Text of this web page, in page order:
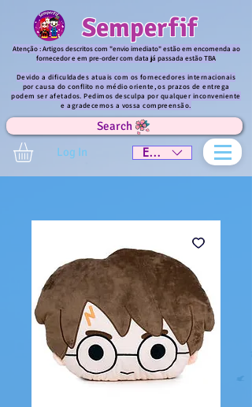
Semperfif
Atenção : Artigos descritos com "envio imediato" estão em encomenda ao
fornecedor e em pre-order com data já passada estão TBA
Devido a dificuldades atuais com os fornecedores internacionais
por causa do conflito no médio oriente, os prazos de entrega
podem ser afetados. Pedimos desculpa por qualquer inconveniente
e agradecemos a vossa compreensão.
Search
Log In
EUR (€)